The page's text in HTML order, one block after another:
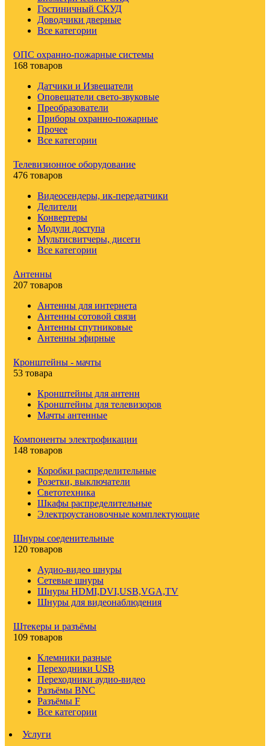
Гостиничный СКУД
Доводчики дверные
Все категории
ОПС охранно-пожарные системы
168 товаров
Датчики и Извещатели
Оповещатели свето-звуковые
Преобразователи
Приборы охранно-пожарные
Прочее
Все категории
Телевизионное оборудование
476 товаров
Видеосендеры, ик-передатчики
Делители
Конвертеры
Модули доступа
Мультисвитчеры, дисеги
Все категории
Антенны
207 товаров
Антенны для интернета
Антенны сотовой связи
Антенны спутниковые
Антенны эфирные
Кронштейны - мачты
53 товара
Кронштейны для антенн
Кронштейны для телевизоров
Мачты антенные
Компоненты электрофикации
148 товаров
Коробки распределительные
Розетки, выключатели
Светотехника
Шкафы распределительные
Электроустановочные комплектующие
Шнуры соеденительные
120 товаров
Аудио-видео шнуры
Сетевые шнуры
Шнуры HDMI,DVI,USB,VGA,TV
Шнуры для видеонаблюдения
Штекеры и разъёмы
109 товаров
Клемники разные
Переходники USB
Переходники аудио-видео
Разъёмы BNC
Разъёмы F
Все категории
Услуги